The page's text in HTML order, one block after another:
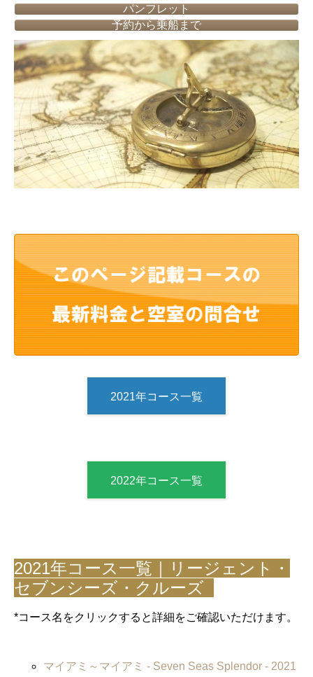
パンフレット
予約から乗船まで
2021年コース一覧
2022年コース一覧
2021年コース一覧｜リージェント・
セブンシーズ・クルーズ
*コース名をクリックすると詳細をご確認いただけます。
マイアミ～マイアミ - Seven Seas Splendor- 2021